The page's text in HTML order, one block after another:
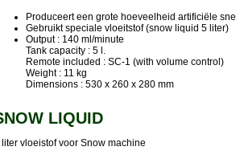
Produceert een grote hoeveelheid artificiële
Gebruikt speciale vloeitstof (snow liquid 5 liter)
Output : 140 ml/minute
Tank capacity : 5 l.
Remote included : SC-1 (with volume control)
Weight : 11 kg
Dimensions : 530 x 260 x 280 mm
LIQUID
liter vloeistof voor Snow machine